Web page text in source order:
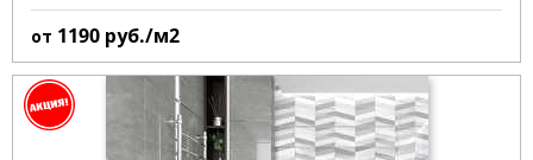
от 1190 руб./м2